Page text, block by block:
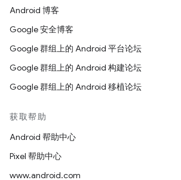
Android 博客
Google 安全博客
Google 群组上的 Android 平台论坛
Google 群组上的 Android 构建论坛
Google 群组上的 Android 移植论坛
获取帮助
Android 帮助中心
Pixel 帮助中心
www.android.com